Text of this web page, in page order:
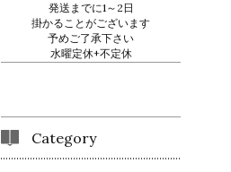
発送までに1～2日
掛かることがございます
予めご了承下さい
水曜定休+不定休
Category